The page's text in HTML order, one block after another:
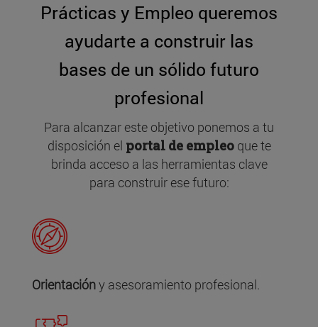
Prácticas y Empleo queremos
ayudarte a construir las
bases de un sólido futuro
profesional
Para alcanzar este objetivo ponemos a tu
disposición el portal de empleoque te
brinda acceso a las herramientas clave
para construir ese futuro:
Orientacióny asesoramiento profesional.